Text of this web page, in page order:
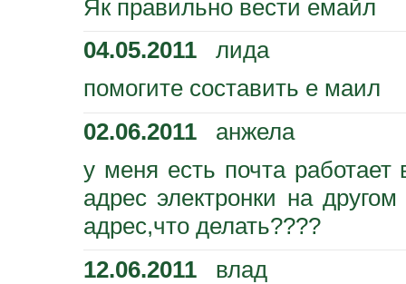
Як правильно вести емайл
04.05.2011 лида
помогите составить е маил
02.06.2011 анжела
у меня есть почта
адрес электронки на
адрес,что делать????
12.06.2011 влад